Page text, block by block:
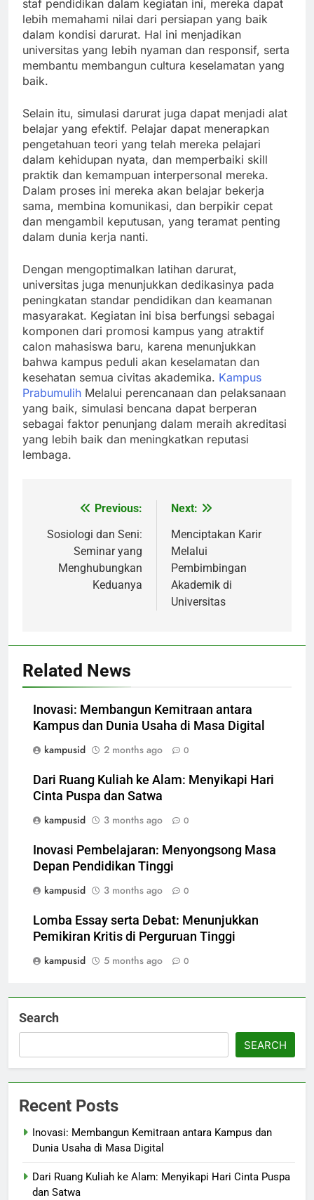
staf pendidikan dalam kegiatan ini, mereka dapat
lebih memahami nilai dari persiapan yang baik
dalam kondisi darurat. Hal ini menjadikan
universitas yang lebih nyaman dan responsif, serta
membantu membangun cultura keselamatan yang
baik.
Selain itu, simulasi darurat juga dapat menjadi alat
belajar yang efektif. Pelajar dapat menerapkan
pengetahuan teori yang telah mereka pelajari
dalam kehidupan nyata, dan memperbaiki skill
praktik dan kemampuan interpersonal mereka.
Dalam proses ini mereka akan belajar bekerja
sama, membina komunikasi, dan berpikir cepat
dan mengambil keputusan, yang teramat penting
dalam dunia kerja nanti.
Dengan mengoptimalkan latihan darurat,
universitas juga menunjukkan dedikasinya pada
peningkatan standar pendidikan dan keamanan
masyarakat. Kegiatan ini bisa berfungsi sebagai
komponen dari promosi kampus yang atraktif
calon mahasiswa baru, karena menunjukkan
bahwa kampus peduli akan keselamatan dan
kesehatan semua civitas akademika. Kampus
Prabumulih Melalui perencanaan dan pelaksanaan
yang baik, simulasi bencana dapat berperan
sebagai faktor penunjang dalam meraih akreditasi
yang lebih baik dan meningkatkan reputasi
lembaga.
navigation
Previous:
Sosiologi dan Seni:
Seminar yang
Menghubungkan
Keduanya
Next:
Menciptakan Karir
Melalui
Pembimbingan
Akademik di
Universitas
Related News
Inovasi: Membangun Kemitraan antara
Kampus dan Dunia Usaha di Masa Digital
kampusid
2 months ago 0
Dari Ruang Kuliah ke Alam: Menyikapi Hari
Cinta Puspa dan Satwa
kampusid
3 months ago 0
Inovasi Pembelajaran: Menyongsong Masa
Depan Pendidikan Tinggi
kampusid
3 months ago 0
Lomba Essay serta Debat: Menunjukkan
Pemikiran Kritis di Perguruan Tinggi
kampusid
5 months ago 0
Search
SEARCH
Recent Posts
Inovasi: Membangun Kemitraan antara Kampus dan
Dunia Usaha di Masa Digital
Dari Ruang Kuliah ke Alam: Menyikapi Hari Cinta Puspa
dan Satwa